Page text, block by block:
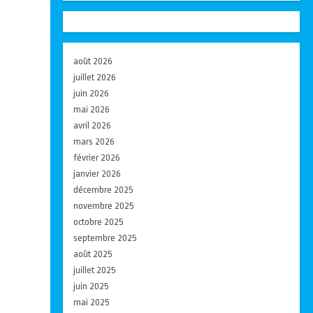
août 2026
juillet 2026
juin 2026
mai 2026
avril 2026
mars 2026
février 2026
janvier 2026
décembre 2025
novembre 2025
octobre 2025
septembre 2025
août 2025
juillet 2025
juin 2025
mai 2025